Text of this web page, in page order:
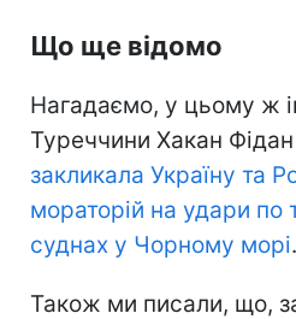
Що ще відомо
Нагадаємо, у цьому ж
Туреччини Хакан
закликала Україну та
мораторій на удари по
суднах у Чорному морі.
Також ми писали, що,